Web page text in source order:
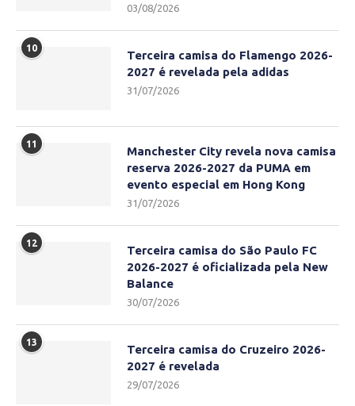
03/08/2026
10
Terceira camisa do Flamengo 2026-
2027 é revelada pela adidas
31/07/2026
11
Manchester City revela nova camisa
reserva 2026-2027 da PUMA em
evento especial em Hong Kong
31/07/2026
12
Terceira camisa do São Paulo FC
2026-2027 é oficializada pela New
Balance
30/07/2026
13
Terceira camisa do Cruzeiro 2026-
2027 é revelada
29/07/2026